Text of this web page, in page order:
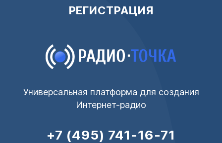
РЕГИСТРАЦИЯ
Универсальная платформа для создания
Интернет-радио
+7 (495) 741-16-71